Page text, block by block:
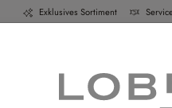
Exklusives Sortiment